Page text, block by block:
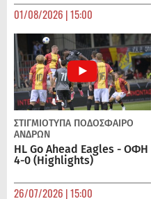
01/08/2026 | 15:00
ΣΤΙΓΜΙΟΤΥΠΑ ΠΟΔΌΣΦΑΙΡΟ
ΑΝΔΡΏΝ
HL Go Ahead Eagles - ΟΦΗ
4-0 (Highlights)
26/07/2026 | 15:00